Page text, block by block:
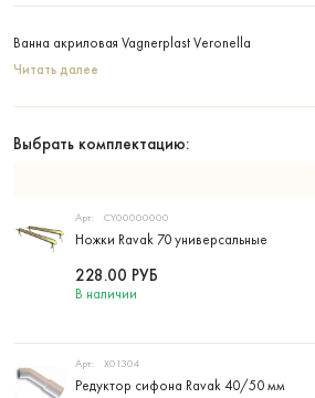
Ванна акриловая Vagnerplast Veronella
Читать далее
Выбрать комплектацию:
Ножки Ravak 70 универсальные
Арт: CY00000000
В наличии
228.00 РУБ
Редуктор сифона Ravak 40/50 мм
Арт: X01304